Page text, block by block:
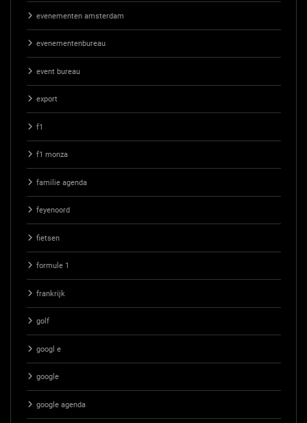
evenementen amsterdam
evenementenbureau
event bureau
export
f1
f1 monza
familie agenda
feyenoord
fietsen
formule 1
frankrijk
golf
googl e
google
google agenda